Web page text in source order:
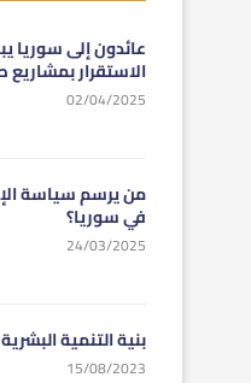
عائدون إلى سوريا
الاستقرار بمشاريع
02/04/2025
من يرسم سياسة
في سوريا؟
24/03/2025
بنية التنمية البشرية
15/08/2023